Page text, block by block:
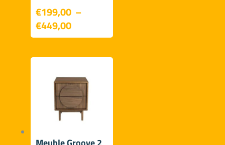
€199,00 –
€449,00Plage
de
à
€449,00